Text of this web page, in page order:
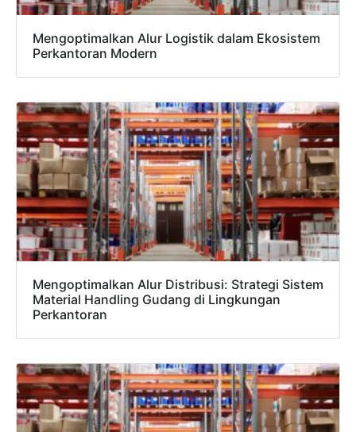
Mengoptimalkan Alur Logistik dalam Ekosistem
Perkantoran Modern
Mengoptimalkan Alur Distribusi: Strategi Sistem
Material Handling Gudang di Lingkungan
Perkantoran